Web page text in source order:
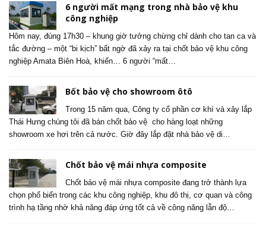
6 người mất mạng trong nhà bảo vệ khu
công nghiệp
Hôm nay, đúng 17h30 – khung giờ tưởng chừng chỉ dành cho tan ca và
tắc đường – một “bi kịch” bất ngờ đã xảy ra tại chốt bảo vệ khu công
nghiệp Amata Biên Hoà, khiến… 6 người “mất…
Bốt bảo vệ cho showroom ôtô
Trong 15 năm qua, Công ty cổ phần cơ khí và xây lắp
Thái Hưng chúng tôi đã bán chốt bảo vệ cho hàng loạt những
showroom xe hơi trên cả nước. Giờ đây lắp đặt nhà bảo vệ di…
Chốt bảo vệ mái nhựa composite
Chốt bảo vệ mái nhựa composite đang trở thành lựa
chọn phổ biến trong các khu công nghiệp, khu đô thị, cơ quan và công
trình hạ tầng nhờ khả năng đáp ứng tốt cả về công năng lẫn độ…